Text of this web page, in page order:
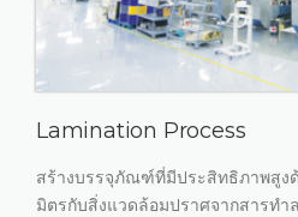
Lamination Process
สร้างบรรจุภัณฑ์ที่มีประสิทธิภาพสูง
มิตรกับสิ่งแวดล้อมปราศจากสารทำ